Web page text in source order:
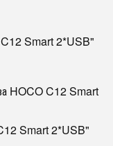
C12 Smart 2*USB"
HOCO C12 Smart
Smart 2*USB"